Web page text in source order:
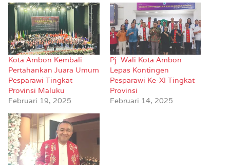
Kota Ambon Kembali
Pertahankan Juara Umum
Pesparawi Tingkat
Provinsi Maluku
Februari 19, 2025
Pj Wali Kota Ambon
Lepas Kontingen
Pesparawi Ke-XI Tingkat
Provinsi
Februari 14, 2025